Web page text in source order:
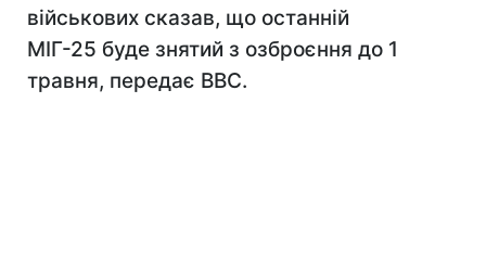
військових сказав, що останній
МІГ-25 буде знятий з озброєння до 1
травня, передає ВВС.